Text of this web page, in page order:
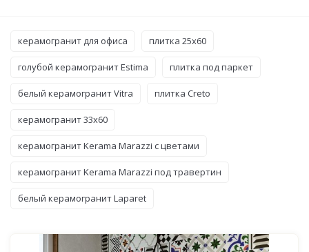
керамогранит для офиса плитка 25x60
голубой керамогранит Estima плитка под паркет
белый керамогранит Vitra плитка Creto
керамогранит 33x60
керамогранит Kerama Marazzi с цветами
керамогранит Kerama Marazzi под травертин
белый керамогранит Laparet